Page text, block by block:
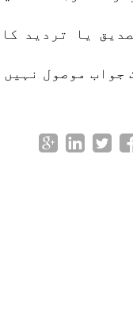
یا تردید
جواب موصول نہیں